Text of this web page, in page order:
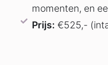
momenten, en
Prijs: €525,-